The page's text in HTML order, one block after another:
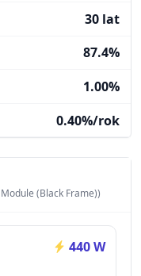
30 lat
87.4%
1.00%
0.40%/rok
(Black Frame))
440 W